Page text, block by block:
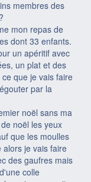
membres des
mon repas de
dont 33 enfants.
un apéritif avec
un plat et des
que je vais faire
par la
noël sans ma
noël les yeux
que les moulles
alors je vais faire
des gaufres mais
colle